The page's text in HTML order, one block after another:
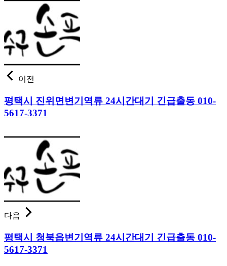
이전
평택시 진위면변기역류 24시간대기 긴급출동 010-
5617-3371
다음
평택시 청북읍변기역류 24시간대기 긴급출동 010-
5617-3371